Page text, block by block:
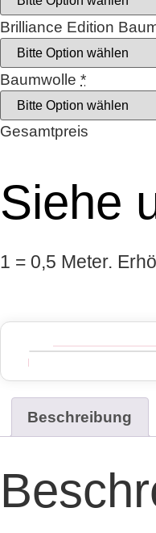
Brilliance Edition
Baumwolle *
Gesamtpreis
Siehe
1 = 0,5 Meter.
Beschreibung